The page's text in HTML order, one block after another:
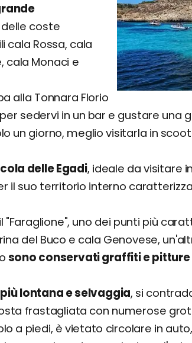
delle coste
cala Rossa, cala
cala Monaci e
alla Tonnara Florio
sedervi in un bar e gustare una
un giorno, meglio visitarla in
delle Egadi, ideale da visitare
il suo territorio interno
"Faraglione", uno dei punti più
del Buco e cala Genovese,
sono conservati graffiti e pitture
lontana e selvaggia, si
frastagliata con numerose
a piedi, è vietato circolare in